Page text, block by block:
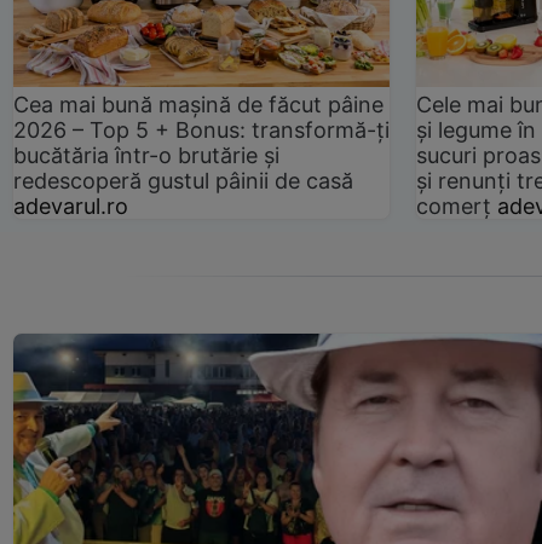
Cea mai bună mașină de făcut pâine
2026 – Top 5 + Bonus: transformă-ți
bucătăria într-o brutărie și
redescoperă gustul pâinii de casă
adevarul.ro
Cele mai
și legume
sucuri
și renunți
comerț